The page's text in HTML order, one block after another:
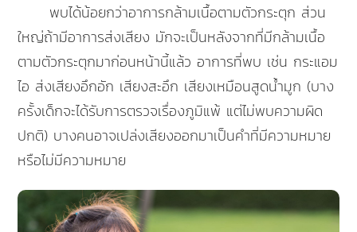
พบได้น้อยกว่าอาการกล้ามเนื้อตามตัวกระตุก ส่วน
ใหญ่ถ้ามีอาการส่งเสียง มักจะเป็นหลังจากที่มีกล้ามเนื้อ
ตามตัวกระตุกมาก่อนหน้านี้แล้ว อาการที่พบ เช่น กระแอม
ไอ ส่งเสียงอึกอัก เสียงสะอึก เสียงเหมือนสูดน้ำมูก (บาง
ครั้งเด็กจะได้รับการตรวจเรื่องภูมิแพ้ แต่ไม่พบความผิด
ปกติ) บางคนอาจเปล่งเสียงออกมาเป็นคำที่มีความหมาย
หรือไม่มีความหมาย